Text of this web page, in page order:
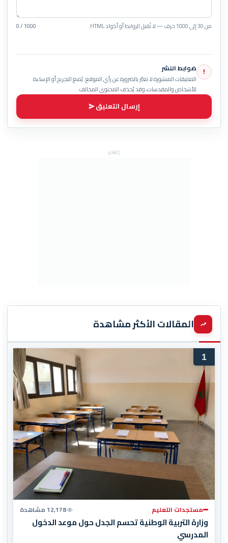
من 30 إلى 1000 حرف — لا تُقبل الروابط أو أكواد HTML. 0 / 1000
! ضوابط النشر
التعليقات المنشورة لا تعبّر بالضرورة عن رأي الموقع. يُمنع التجريح أو الإساءة
للأشخاص والمقدسات، وقد يُحذف المحتوى المخالف.
إرسال التعليق
إعلان
المقالات الأكثر مشاهدة
1
مستجدات التعليم 12,178 مشاهدة
وزارة التربية الوطنية تحسم الجدل حول موعد الدخول
المدرسي